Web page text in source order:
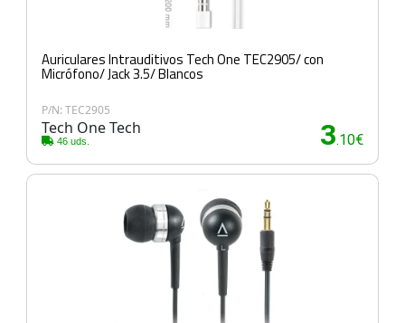
Auriculares Intrauditivos Tech One TEC2905/ con
Micrófono/ Jack 3.5/ Blancos
P/N: TEC2905
Tech One Tech
46 uds. 3.10€